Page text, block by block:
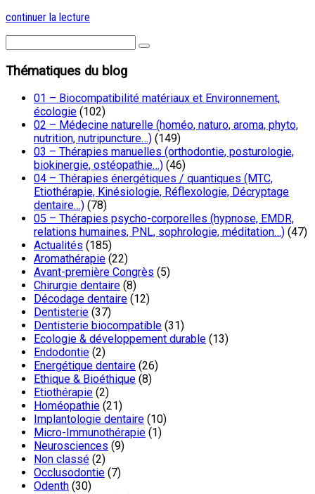
continuer la lecture
Thématiques du blog
01 – Biocompatibilité matériaux et Environnement,
écologie (102)
02 – Médecine naturelle (homéo, naturo, aroma, phyto,
nutrition, nutripuncture…) (149)
03 – Thérapies manuelles (orthodontie, posturologie,
biokinergie, ostéopathie…) (46)
04 – Thérapies énergétiques / quantiques (MTC,
Etiothérapie, Kinésiologie, Réflexologie, Décryptage
dentaire…) (78)
05 – Thérapies psycho-corporelles (hypnose, EMDR,
relations humaines, PNL, sophrologie, méditation…) (47)
Actualités (185)
Aromathérapie (22)
Avant-première Congrès (5)
Chirurgie dentaire (8)
Décodage dentaire (12)
Dentisterie (37)
Dentisterie biocompatible (31)
Ecologie & développement durable (13)
Endodontie (2)
Energétique dentaire (26)
Ethique & Bioéthique (8)
Etiothérapie (2)
Homéopathie (21)
Implantologie dentaire (10)
Micro-Immunothérapie (1)
Neurosciences (9)
Non classé (2)
Occlusodontie (7)
Odenth (30)